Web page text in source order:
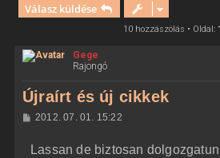
Válasz küldése
10 hozzászólás • Oldal:
Gege
Rajongó
Újraírt és új cikkek
H
z
2012. 07. 01. 15:22
Lassan de biztosan